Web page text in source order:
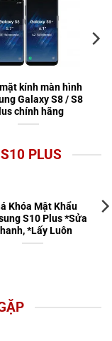
kính màn hình
Galaxy S8 / S8
chính hãng
PLUS
Khóa Mật Khẩu
S10 Plus *Sửa
*Lấy Luôn